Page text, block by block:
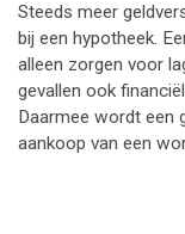
Steeds meer
bij een hypotheek.
alleen zorgen voor
gevallen ook
Daarmee wordt een
aankoop van een